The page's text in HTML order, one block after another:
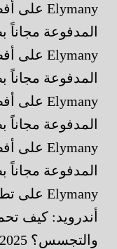
Elymanyعلى
المدفوعة مجاناً
Elymanyعلى
المدفوعة مجاناً
Elymanyعلى
المدفوعة مجاناً
Elymanyعلى
المدفوعة مجاناً
Elymanyعلى
أندرويد: كيف
والتجسس؟ 2025